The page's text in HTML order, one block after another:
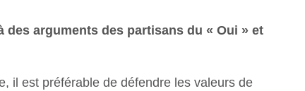
arguments des partisans du « Oui » et
il est préférable de défendre les valeurs de